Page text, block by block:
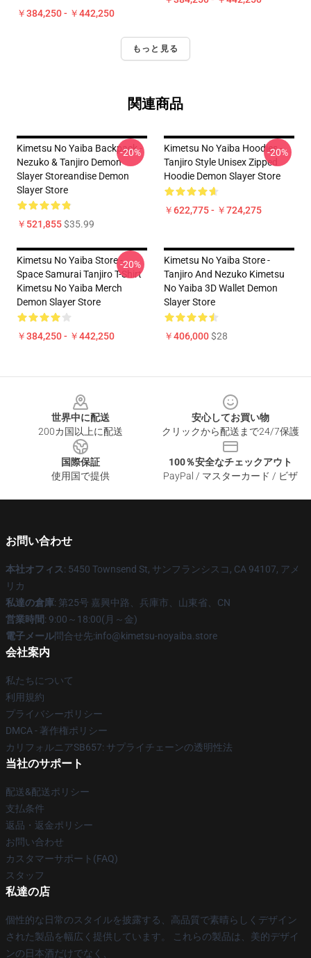
￥384,250 - ￥442,250
もっと見る
関連商品
Kimetsu No Yaiba Backpack -
Nezuko & Tanjiro Demon
Slayer Storeandise Demon
Slayer Store
￥521,855$35.99
-20%
Kimetsu No Yaiba Hoodies -
Tanjiro Style Unisex Zipped
Hoodie Demon Slayer Store
￥622,775 - ￥724,275
-20%
Kimetsu No Yaiba Store -
Space Samurai Tanjiro T-Shirt
Kimetsu No Yaiba Merch
Demon Slayer Store
￥384,250 - ￥442,250
-20%
Kimetsu No Yaiba Store -
Tanjiro And Nezuko Kimetsu
No Yaiba 3D Wallet Demon
Slayer Store
￥406,000$28
世界中に配送
200カ国以上に配送
安心してお買い物
クリックから配送まで24/7保護
国際保証
使用国で提供
100％安全なチェックアウト
PayPal / マスターカード / ビザ
お問い合わせ
本社オフィス: 5450 Townsend St, サンフランシスコ, CA 94107, アメ
リカ
私達の倉庫: 第25号 嘉興中路、兵庫市、山東省、CN
営業時間: 9:00～18:00(月～金)
電子メール問合せ先:info@kimetsu-noyaiba.store
会社案内
私たちについて
利用規約
プライバシーポリシー
DMCA - 著作権ポリシー
カリフォルニアSB657: サプライチェーンの透明性法
当社のサポート
配送&配送ポリシー
支払条件
返品・返金ポリシー
お問い合わせ
カスタマーサポート(FAQ)
スタッフ
私達の店
個性的な日常のスタイルを披露する、高品質で素晴らしくデザイン
された製品を幅広く提供しています。 これらの製品は、美的デザイ
ンの日本酒だけでなく、